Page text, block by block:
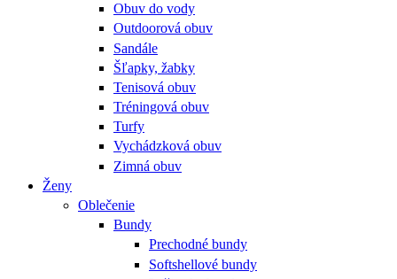
Obuv do vody
Outdoorová obuv
Sandále
Šľapky, žabky
Tenisová obuv
Tréningová obuv
Turfy
Vychádzková obuv
Zimná obuv
Ženy
Oblečenie
Bundy
Prechodné bundy
Softshellové bundy